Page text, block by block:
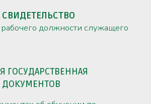
СВИДЕТЕЛЬСТВО
должности служащего
ГОСУДАРСТВЕННАЯ
ДОКУМЕНТОВ